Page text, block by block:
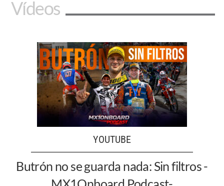
Vídeos
YOUTUBE
Butrón no se guarda nada: Sin filtros -